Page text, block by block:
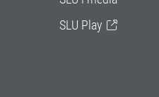
SLU Play